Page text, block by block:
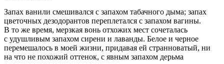
Запах ванили смешивался с запахом табачного дыма; запах
цветочных дезодорантов переплетался с запахом вагины.
В то же время, мерзкая вонь отхожих мест сочеталась
с удушливым запахом сирени и лаванды. Белое и черное
перемешалось в моей жизни, придавая ей странноватый, ни
на что не похожий оттенок, с явным запахом дерьма